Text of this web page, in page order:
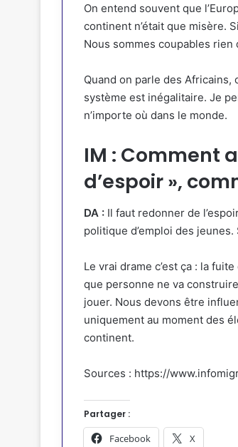
On entend souvent que
continent n’était que misère.
Nous sommes coupables rien
Quand on parle des
système est inégalitaire. Je
n’importe où dans le monde.
IM : Comment
d’espoir »,
DA : Il faut redonner de
politique d’emploi des
Le vrai drame c’est ça : la
que personne ne va
jouer. Nous devons être
uniquement au moment des
continent.
Sources : https://
Partager :
Facebook X